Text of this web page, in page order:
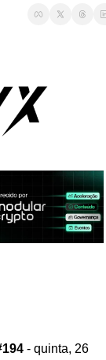
- quinta, 26